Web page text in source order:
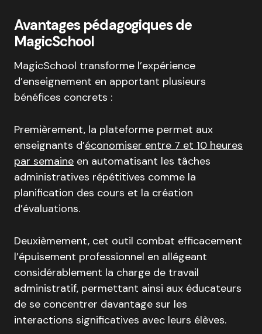
Avantages pédagogiques de
MagicSchool
MagicSchool transforme l’expérience
d’enseignement en apportant plusieurs
bénéfices concrets :
Premièrement, la plateforme permet aux
enseignants d’économiser entre 7 et 10 heures
par semaine en automatisant les tâches
administratives répétitives comme la
planification des cours et la création
d’évaluations.
Deuxièmement, cet outil combat efficacement
l’épuisement professionnel en allégeant
considérablement la charge de travail
administratif, permettant ainsi aux éducateurs
de se concentrer davantage sur les
interactions significatives avec leurs élèves.